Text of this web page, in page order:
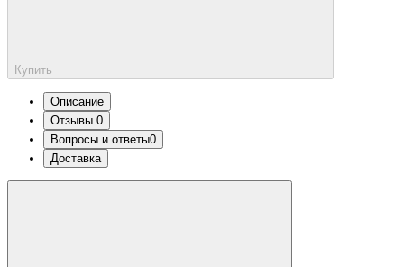
Купить
Описание
Отзывы 0
Вопросы и ответы0
Доставка